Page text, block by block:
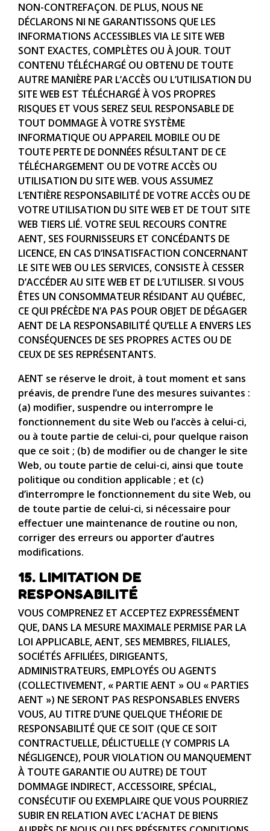
NON-CONTREFAÇON. DE PLUS, NOUS NE
DÉCLARONS NI NE GARANTISSONS QUE LES
INFORMATIONS ACCESSIBLES VIA LE SITE WEB
SONT EXACTES, COMPLÈTES OU À JOUR. TOUT
CONTENU TÉLÉCHARGÉ OU OBTENU DE TOUTE
AUTRE MANIÈRE PAR L’ACCÈS OU L’UTILISATION DU
SITE WEB EST TÉLÉCHARGÉ À VOS PROPRES
RISQUES ET VOUS SEREZ SEUL RESPONSABLE DE
TOUT DOMMAGE À VOTRE SYSTÈME
INFORMATIQUE OU APPAREIL MOBILE OU DE
TOUTE PERTE DE DONNÉES RÉSULTANT DE CE
TÉLÉCHARGEMENT OU DE VOTRE ACCÈS OU
UTILISATION DU SITE WEB. VOUS ASSUMEZ
L’ENTIÈRE RESPONSABILITÉ DE VOTRE ACCÈS OU DE
VOTRE UTILISATION DU SITE WEB ET DE TOUT SITE
WEB TIERS LIÉ. VOTRE SEUL RECOURS CONTRE
AENT, SES FOURNISSEURS ET CONCÉDANTS DE
LICENCE, EN CAS D’INSATISFACTION CONCERNANT
LE SITE WEB OU LES SERVICES, CONSISTE À CESSER
D’ACCÉDER AU SITE WEB ET DE L’UTILISER. SI VOUS
ÊTES UN CONSOMMATEUR RÉSIDANT AU QUÉBEC,
CE QUI PRÉCÈDE N’A PAS POUR OBJET DE DÉGAGER
AENT DE LA RESPONSABILITÉ QU’ELLE A ENVERS LES
CONSÉQUENCES DE SES PROPRES ACTES OU DE
CEUX DE SES REPRÉSENTANTS.
AENT se réserve le droit, à tout moment et sans
préavis, de prendre l’une des mesures suivantes :
(a) modifier, suspendre ou interrompre le
fonctionnement du site Web ou l’accès à celui-ci,
ou à toute partie de celui-ci, pour quelque raison
que ce soit ; (b) de modifier ou de changer le site
Web, ou toute partie de celui-ci, ainsi que toute
politique ou condition applicable ; et (c)
d’interrompre le fonctionnement du site Web, ou
de toute partie de celui-ci, si nécessaire pour
effectuer une maintenance de routine ou non,
corriger des erreurs ou apporter d’autres
modifications.
15. LIMITATION DE
RESPONSABILITÉ
VOUS COMPRENEZ ET ACCEPTEZ EXPRESSÉMENT
QUE, DANS LA MESURE MAXIMALE PERMISE PAR LA
LOI APPLICABLE, AENT, SES MEMBRES, FILIALES,
SOCIÉTÉS AFFILIÉES, DIRIGEANTS,
ADMINISTRATEURS, EMPLOYÉS OU AGENTS
(COLLECTIVEMENT, « PARTIE AENT » OU « PARTIES
AENT ») NE SERONT PAS RESPONSABLES ENVERS
VOUS, AU TITRE D’UNE QUELQUE THÉORIE DE
RESPONSABILITÉ QUE CE SOIT (QUE CE SOIT
CONTRACTUELLE, DÉLICTUELLE (Y COMPRIS LA
NÉGLIGENCE), POUR VIOLATION OU MANQUEMENT
À TOUTE GARANTIE OU AUTRE) DE TOUT
DOMMAGE INDIRECT, ACCESSOIRE, SPÉCIAL,
CONSÉCUTIF OU EXEMPLAIRE QUE VOUS POURRIEZ
SUBIR EN RELATION AVEC L’ACHAT DE BIENS